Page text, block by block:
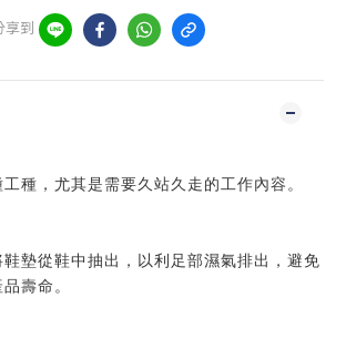
享到
種，尤其是需要久站久走的工作內容。
墊從鞋中抽出，以利足部濕氣排出，避免
壽命。